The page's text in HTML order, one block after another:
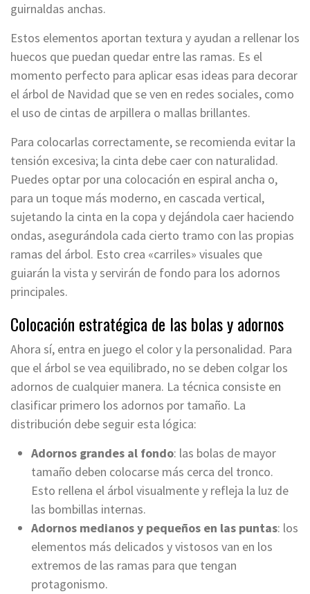
guirnaldas anchas.
Estos elementos aportan textura y ayudan a rellenar los
huecos que puedan quedar entre las ramas. Es el
momento perfecto para aplicar esas ideas para decorar
el árbol de Navidad que se ven en redes sociales, como
el uso de cintas de arpillera o mallas brillantes.
Para colocarlas correctamente, se recomienda evitar la
tensión excesiva; la cinta debe caer con naturalidad.
Puedes optar por una colocación en espiral ancha o,
para un toque más moderno, en cascada vertical,
sujetando la cinta en la copa y dejándola caer haciendo
ondas, asegurándola cada cierto tramo con las propias
ramas del árbol. Esto crea «carriles» visuales que
guiarán la vista y servirán de fondo para los adornos
principales.
Colocación estratégica de las bolas y adornos
Ahora sí, entra en juego el color y la personalidad. Para
que el árbol se vea equilibrado, no se deben colgar los
adornos de cualquier manera. La técnica consiste en
clasificar primero los adornos por tamaño. La
distribución debe seguir esta lógica:
Adornos grandes al fondo: las bolas de mayor
tamaño deben colocarse más cerca del tronco.
Esto rellena el árbol visualmente y refleja la luz de
las bombillas internas.
Adornos medianos y pequeños en las puntas: los
elementos más delicados y vistosos van en los
extremos de las ramas para que tengan
protagonismo.